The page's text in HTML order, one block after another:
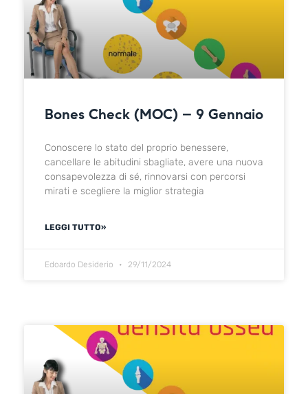
Bones Check (MOC) – 9 Gennaio
Conoscere lo stato del proprio benessere,
cancellare le abitudini sbagliate, avere una nuova
consapevolezza di sé, rinnovarsi con percorsi
mirati e scegliere la miglior strategia
LEGGI TUTTO»
Edoardo Desiderio 29/11/2024